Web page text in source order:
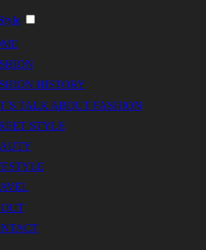
HISTORY
TALK ABOUT FASHION
STYLE